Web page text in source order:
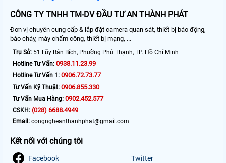
CÔNG TY TNHH TM-DV ĐẦU TƯ AN THÀNH PHÁT
Đơn vị chuyên cung cấp & lắp đặt camera quan sát, thiết bị báo động,
báo cháy, máy chấm công, thiết bị mạng, ...
Trụ Sở: 51 Lũy Bán Bích, Phường Phú Thạnh, TP. Hồ Chí Minh
Hotline Tư Vấn: 0938.11.23.99
Hotline Tư Vấn 1: 0906.72.73.77
Tư Vấn Kỹ Thuật: 0906.855.330
Tư Vấn Mua Hàng: 0902.452.577
CSKH: (028) 6688.4949
Email: congngheanthanhphat@gmail.com
Kết nối với chúng tôi
Facebook Twitter